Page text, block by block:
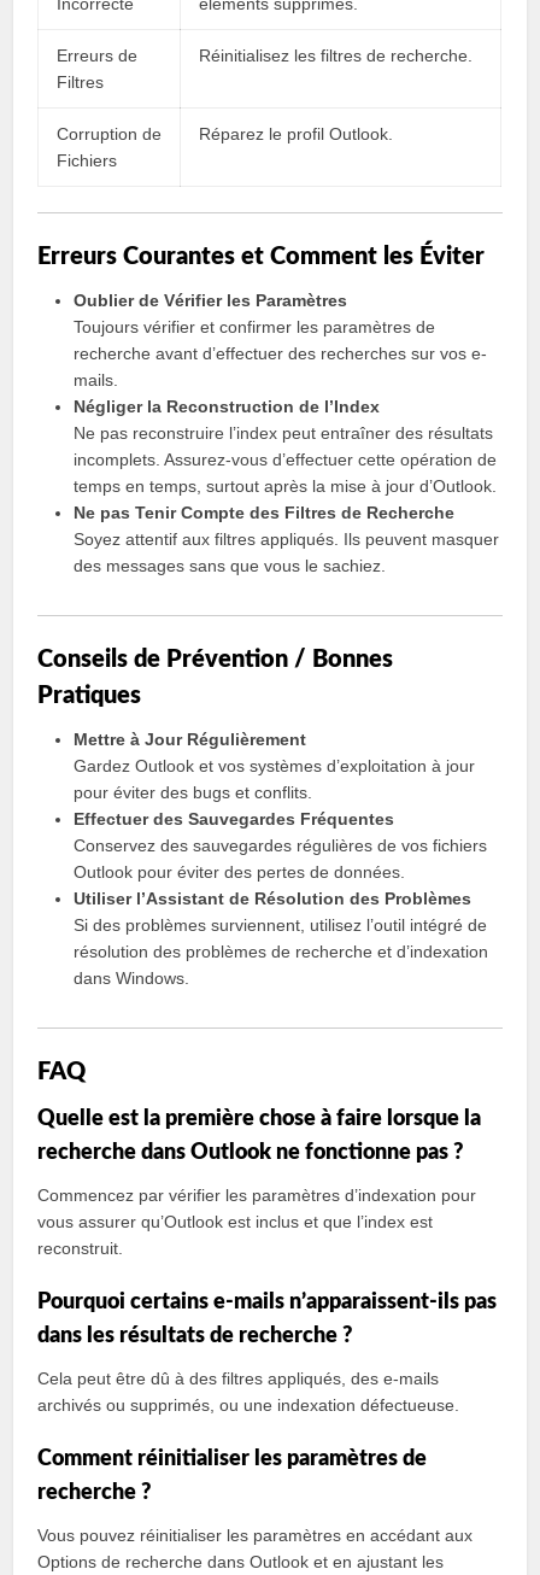
Erreurs de
Filtres
Réinitialisez les filtres de recherche.
Corruption de
Fichiers
Réparez le profil Outlook.
Erreurs Courantes et Comment les Éviter
Oublier de Vérifier les Paramètres
Toujours vérifier et confirmer les paramètres de
recherche avant d’effectuer des recherches sur vos e-
mails.
Négliger la Reconstruction de l’Index
Ne pas reconstruire l’index peut entraîner des résultats
incomplets. Assurez-vous d’effectuer cette opération de
temps en temps, surtout après la mise à jour d’Outlook.
Ne pas Tenir Compte des Filtres de Recherche
Soyez attentif aux filtres appliqués. Ils peuvent masquer
des messages sans que vous le sachiez.
Conseils de Prévention / Bonnes
Pratiques
Mettre à Jour Régulièrement
Gardez Outlook et vos systèmes d’exploitation à jour
pour éviter des bugs et conflits.
Effectuer des Sauvegardes Fréquentes
Conservez des sauvegardes régulières de vos fichiers
Outlook pour éviter des pertes de données.
Utiliser l’Assistant de Résolution des Problèmes
Si des problèmes surviennent, utilisez l’outil intégré de
résolution des problèmes de recherche et d’indexation
dans Windows.
FAQ
Quelle est la première chose à faire lorsque la
recherche dans Outlook ne fonctionne pas ?
Commencez par vérifier les paramètres d’indexation pour
vous assurer qu’Outlook est inclus et que l’index est
reconstruit.
Pourquoi certains e-mails n’apparaissent-ils pas
dans les résultats de recherche ?
Cela peut être dû à des filtres appliqués, des e-mails
archivés ou supprimés, ou une indexation défectueuse.
Comment réinitialiser les paramètres de
recherche ?
Vous pouvez réinitialiser les paramètres en accédant aux
Options de recherche dans Outlook et en ajustant les